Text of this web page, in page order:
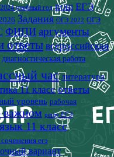
учебный год ВОШ ЕГЭ
Задания ОГЭ 2022 ОГЭ
ФИПИ аргументы
ответы всероссийская
диагностическая работа
час литература
11 класс ответы
уровень рабочая
важном решу ЕГЭ
11 класс
егэ
вариант